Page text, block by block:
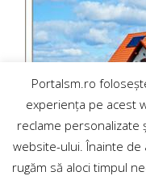
Portalsm.ro
experiența pe acest
reclame personalizate
website-ului. Înainte de
rugăm să aloci timpul